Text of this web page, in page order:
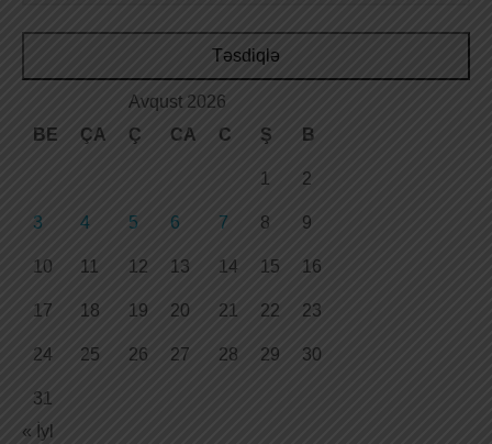
Təsdiqlə
Avqust 2026
BE
ÇA Ç CA C Ş B
1 2
3 4 5 6 7 8 9
10 11 12 13 14 15 16
17 18 19 20 21 22 23
24 25 26 27 28 29 30
31
« İyl